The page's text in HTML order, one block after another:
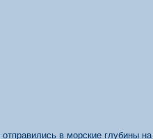
в морские глубины